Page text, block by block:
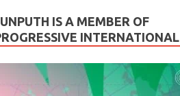
IS A MEMBER OF
INTERNATIONAL